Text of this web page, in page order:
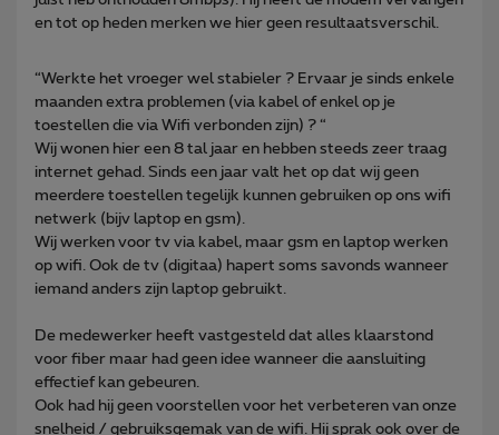
en tot op heden merken we hier geen resultaatsverschil.
“Werkte het vroeger wel stabieler ? Ervaar je sinds enkele
maanden extra problemen (via kabel of enkel op je
toestellen die via Wifi verbonden zijn) ? “
Wij wonen hier een 8 tal jaar en hebben steeds zeer traag
internet gehad. Sinds een jaar valt het op dat wij geen
meerdere toestellen tegelijk kunnen gebruiken op ons wifi
netwerk (bijv laptop en gsm).
Wij werken voor tv via kabel, maar gsm en laptop werken
op wifi. Ook de tv (digitaa) hapert soms savonds wanneer
iemand anders zijn laptop gebruikt.
De medewerker heeft vastgesteld dat alles klaarstond
voor fiber maar had geen idee wanneer die aansluiting
effectief kan gebeuren.
Ook had hij geen voorstellen voor het verbeteren van onze
snelheid / gebruiksgemak van de wifi. Hij sprak ook over de